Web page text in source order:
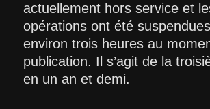
actuellement hors service et
opérations ont été
environ trois heures au
publication. Il s’agit de la
en un an et demi.